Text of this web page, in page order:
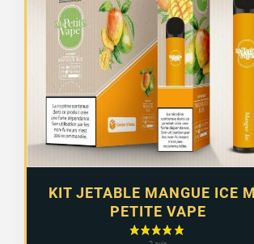
KIT JETABLE MANGUE ICE
PETITE VAPE